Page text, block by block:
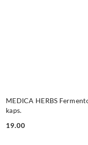
MEDICA HERBS
kaps.
Cena:
19.00